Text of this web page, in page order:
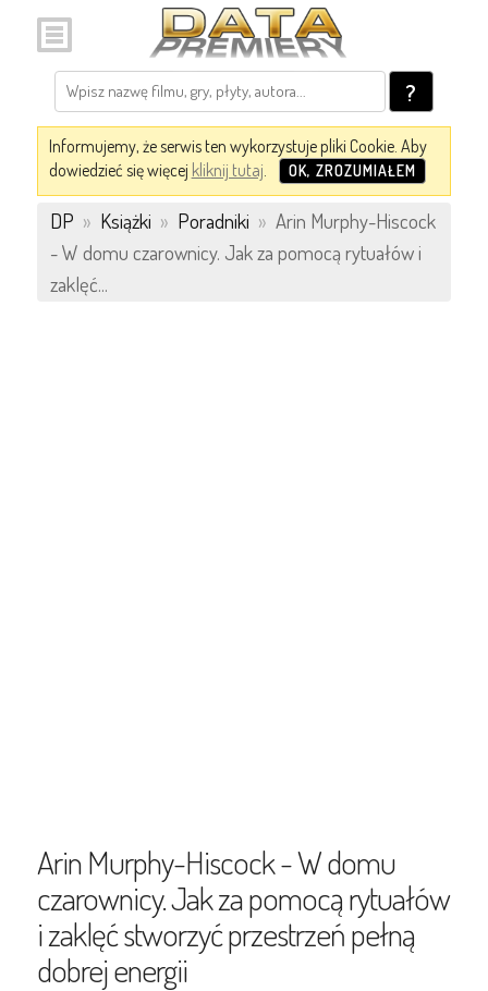
?
Informujemy, że serwis ten wykorzystuje pliki Cookie. Aby
dowiedzieć się więcej kliknij tutaj. OK, ZROZUMIAŁEM
DP » Książki » Poradniki » Arin Murphy-Hiscock
- W domu czarownicy. Jak za pomocą rytuałów i
zaklęć...
Arin Murphy-Hiscock - W domu
czarownicy. Jak za pomocą rytuałów
i zaklęć stworzyć przestrzeń pełną
dobrej energii